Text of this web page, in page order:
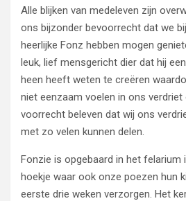
Alle blijken van medeleven zijn
ons bijzonder bevoorrecht dat we
heerlijke Fonz hebben mogen
leuk, lief mensgericht dier dat hij
heen heeft weten te creëren
niet eenzaam voelen in ons verdriet
voorrecht beleven dat wij ons
met zo velen kunnen delen.
Fonzie is opgebaard in het felarium
hoekje waar ook onze poezen hun
eerste drie weken verzorgen. Het